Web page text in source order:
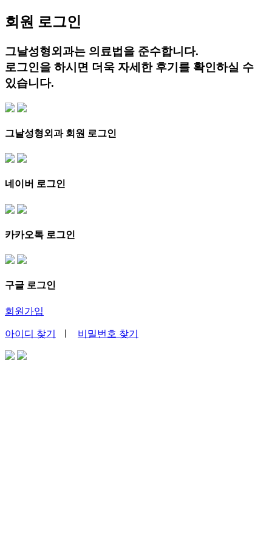
회원 로그인
그날성형외과는 의료법을 준수합니다.
로그인을 하시면 더욱 자세한 후기를 확인하실 수
있습니다.
그날성형외과 회원 로그인
네이버 로그인
카카오톡 로그인
구글 로그인
회원가입
아이디 찾기 비밀번호 찾기